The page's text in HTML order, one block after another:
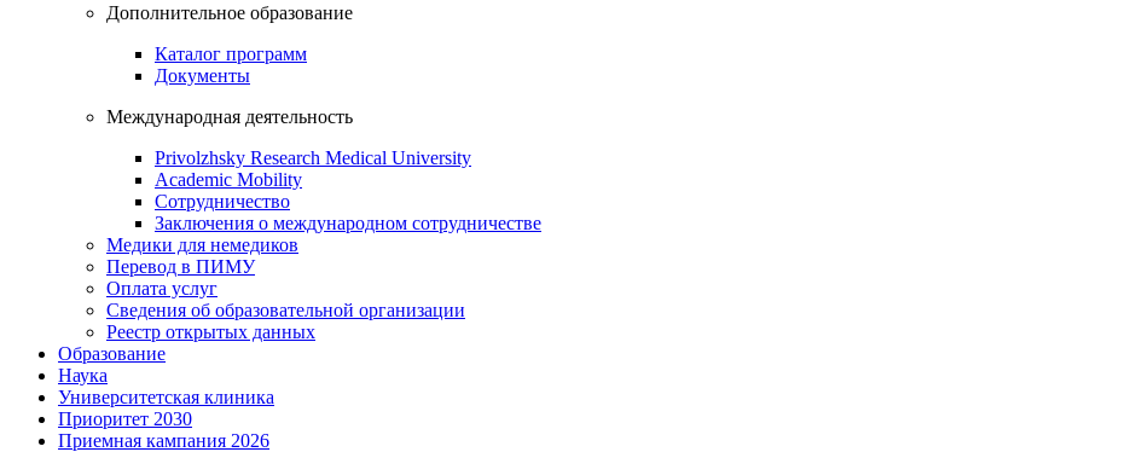
Дополнительное образование
Каталог программ
Документы
Международная деятельность
Privolzhsky Research Medical University
Academic Mobility
Сотрудничество
Заключения о международном сотрудничестве
Медики для немедиков
Перевод в ПИМУ
Оплата услуг
Сведения об образовательной организации
Реестр открытых данных
Образование
Наука
Университетская клиника
Приоритет 2030
Приемная кампания 2026